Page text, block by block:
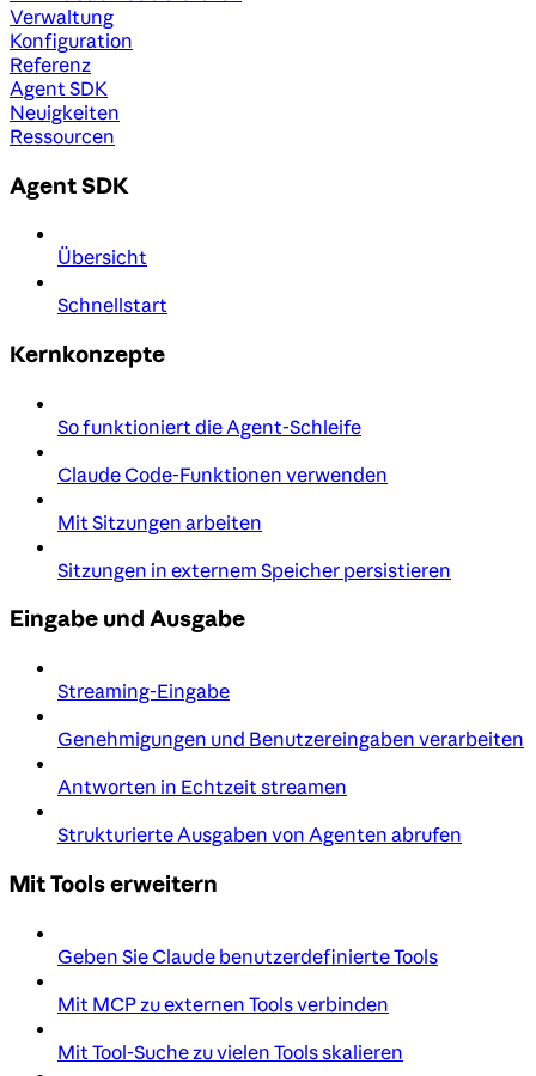
Verwaltung
Konfiguration
Referenz
Agent SDK
Neuigkeiten
Ressourcen
Agent SDK
Übersicht
Schnellstart
Kernkonzepte
So funktioniert die Agent-Schleife
Claude Code-Funktionen verwenden
Mit Sitzungen arbeiten
Sitzungen in externem Speicher persistieren
Eingabe und Ausgabe
Streaming-Eingabe
Genehmigungen und Benutzereingaben verarbeiten
Antworten in Echtzeit streamen
Strukturierte Ausgaben von Agenten abrufen
Mit Tools erweitern
Geben Sie Claude benutzerdefinierte Tools
Mit MCP zu externen Tools verbinden
Mit Tool-Suche zu vielen Tools skalieren